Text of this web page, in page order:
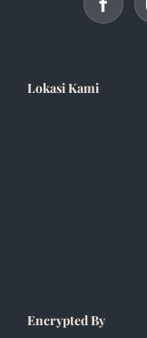
Lokasi Kami
Encrypted By